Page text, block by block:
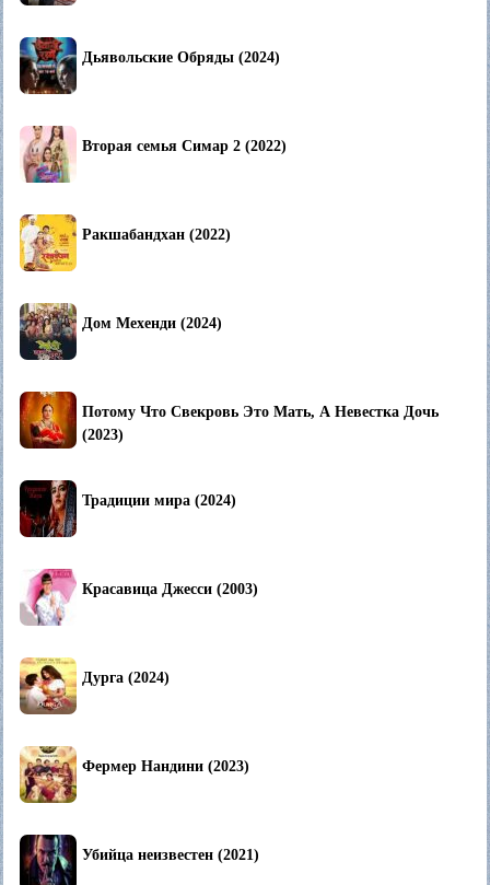
Дьявольские Обряды (2024)
Вторая семья Симар 2 (2022)
Ракшабандхан (2022)
Дом Мехенди (2024)
Потому Что Свекровь Это Мать, А Невестка Дочь
(2023)
Традиции мира (2024)
Красавица Джесси (2003)
Дурга (2024)
Фермер Нандини (2023)
Убийца неизвестен (2021)